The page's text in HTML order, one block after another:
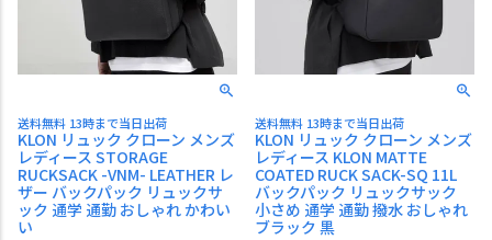
送料無料 13時まで当日出荷
KLON リュック クローン メンズ
レディース STORAGE
RUCKSACK -VNM- LEATHER レ
ザー バックパック リュックサ
ック 通学 通勤 おしゃれ かわい
い
送料無料 13時まで当日出荷
KLON リュック クローン メンズ
レディース KLON MATTE
COATED RUCK SACK-SQ 11L
バックパック リュックサック
小さめ 通学 通勤 撥水 おしゃれ
ブラック 黒